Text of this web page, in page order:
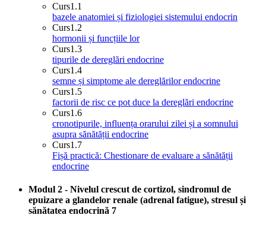
Curs1.1
bazele anatomiei și fiziologiei sistemului endocrin
Curs1.2
hormonii și funcțiile lor
Curs1.3
tipurile de dereglări endocrine
Curs1.4
semne și simptome ale dereglărilor endocrine
Curs1.5
factorii de risc ce pot duce la dereglări endocrine
Curs1.6
cronotipurile, influența orarului zilei și a somnului
asupra sănătății endocrine
Curs1.7
Fișă practică: Chestionare de evaluare a sănătății
endocrine
Modul 2 - Nivelul crescut de cortizol, sindromul de
epuizare a glandelor renale (adrenal fatigue), stresul și
sănătatea endocrină 7